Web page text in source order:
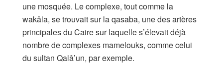
une mosquée. Le complexe, tout comme la
wakâla, se trouvait sur la qasaba, une des artères
principales du Caire sur laquelle s’élevait déjà
nombre de complexes mamelouks, comme celui
du sultan Qalâ’un, par exemple.